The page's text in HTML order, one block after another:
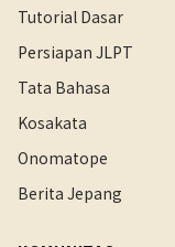
Tutorial Dasar
Persiapan JLPT
Tata Bahasa
Kosakata
Onomatope
Berita Jepang